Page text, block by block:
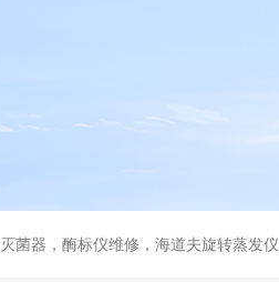
菌器，酶标仪维修，海道夫旋转蒸发仪